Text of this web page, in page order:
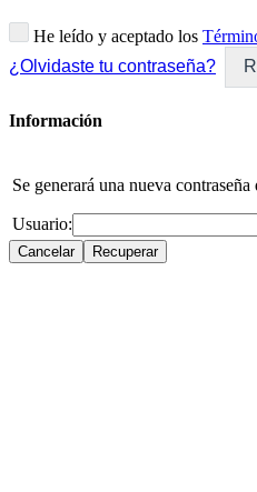
He leído y aceptado los
¿Olvidaste tu contraseña?
Información
Se generará una nueva
Usuario: